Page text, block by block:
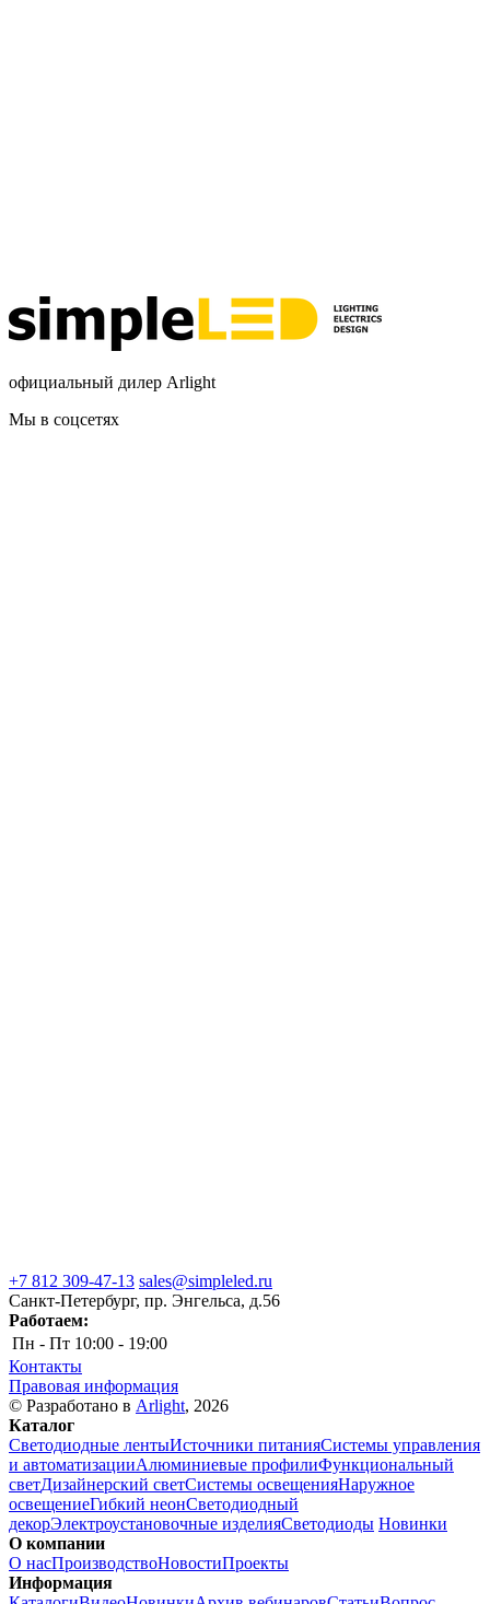
официальный дилер Arlight
Мы в соцсетях
+7 812 309-47-13 sales@simpleled.ru
Санкт-Петербург, пр. Энгельса, д.56
Работаем:
Пн - Пт 10:00 - 19:00
Контакты
Правовая информация
© Разработано в Arlight, 2026
Каталог
Светодиодные лентыИсточники питанияСистемы управления
и автоматизацииАлюминиевые профилиФункциональный
светДизайнерский светСистемы освещенияНаружное
освещениеГибкий неонСветодиодный
декорЭлектроустановочные изделияСветодиоды Новинки
О компании
О насПроизводствоНовостиПроекты
Информация